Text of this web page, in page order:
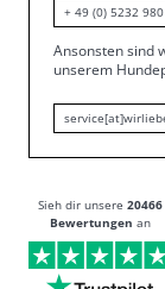
+ 49 (0) 5232
Ansonsten sind
unserem
Sieh dir unsere 20466
Bewertungen an